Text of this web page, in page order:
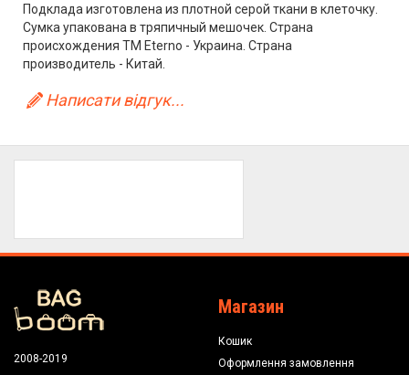
Подклада изготовлена из плотной серой ткани в клеточку.
Сумка упакована в тряпичный мешочек. Страна
происхождения ТМ Eterno - Украина. Страна
производитель - Китай.
Написати відгук...
2008-2019
Магазин
Кошик
Оформлення замовлення